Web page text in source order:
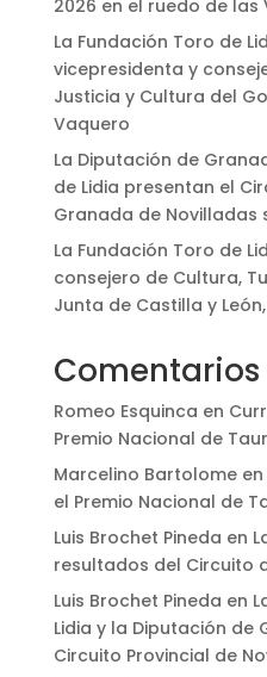
2026 en el ruedo de las
La Fundación Toro de
vicepresidenta y
Justicia y Cultura del
Vaquero
La Diputación de
de Lidia presentan el
Granada de Novilladas
La Fundación Toro de
consejero de Cultura,
Junta de Castilla y
Romeo Esquinca en
Premio Nacional de
Marcelino Bartolomeen
el Premio Nacional de
Luis Brochet Pineda en
resultados del Circuito
Luis Brochet Pineda en
Lidia y la Diputación de
Circuito Provincial de